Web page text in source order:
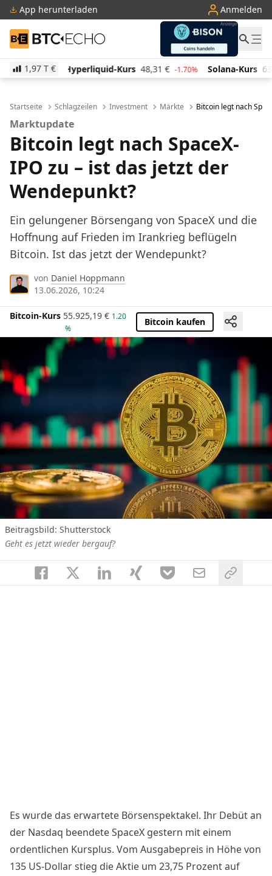
App herunterladen Anmelden
BTC-ECHO
1,97 T €
Kurs 48,31 € -1.70% Solana-Kurs 63,48 € -0.10% TRON-
Startseite Schlagzeilen Investment Märkte Bitcoin legt nach
Marktupdate
Bitcoin legt nach SpaceX-
IPO zu – ist das jetzt der
Wendepunkt?
Ein gelungener Börsengang von SpaceX und die
Hoffnung auf Frieden im Irankrieg beflügeln
Bitcoin. Ist das jetzt der Wendepunkt?
von Daniel Hoppmann
13.06.2026, 10:24
Bitcoin-Kurs 55.925,19 € 1.20
%
Bitcoin kaufen
Beitragsbild: Shutterstock
Geht es jetzt wieder bergauf?
Es wurde das erwartete Börsenspektakel. Ihr Debüt an
der Nasdaq beendete SpaceX gestern mit einem
ordentlichen Kursplus. Vom Ausgabepreis in Höhe von
135 US-Dollar stieg die Aktie um 23,75 Prozent auf